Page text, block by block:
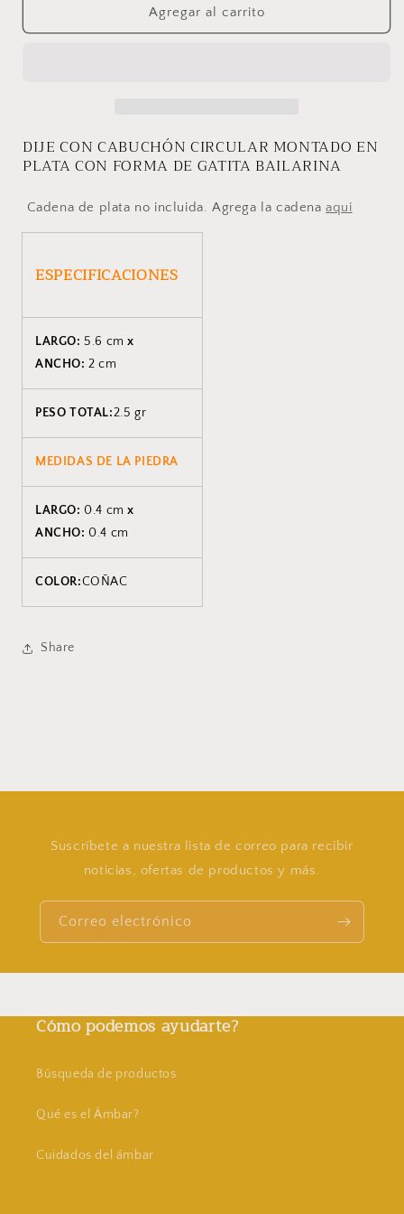
GATITA
DIJE
GATITA
Agregar al carrito
DIJE CON CABUCHÓN CIRCULAR MONTADO EN
PLATA CON FORMA DE GATITA BAILARINA
Cadena de plata no incluida. Agrega la cadenaaqui
ESPECIFICACIONES
LARGO:5.6 cmx
ANCHO:2 cm
PESO TOTAL:2.5 gr
MEDIDAS DE LA PIEDRA
LARGO:0.4 cmx
ANCHO: 0.4 cm
COLOR:COÑAC
Share
Suscríbete a nuestra lista de correo para recibir
noticias, ofertas de productos y más.
Correo electrónico
Cómo podemos ayudarte?
Búsqueda de productos
Qué es el Ámbar?
Cuidados del ámbar